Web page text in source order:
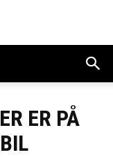
ER PÅ